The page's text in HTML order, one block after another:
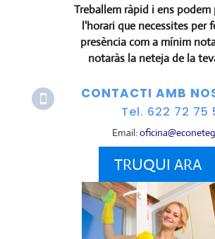
Treballem ràpid i ens podem
l'horari que necessites per
presència com a mínim
notaràs la neteja de la
 CONTACTI AMB
Tel. 622 72 75
Email:
TRUQUI ARA